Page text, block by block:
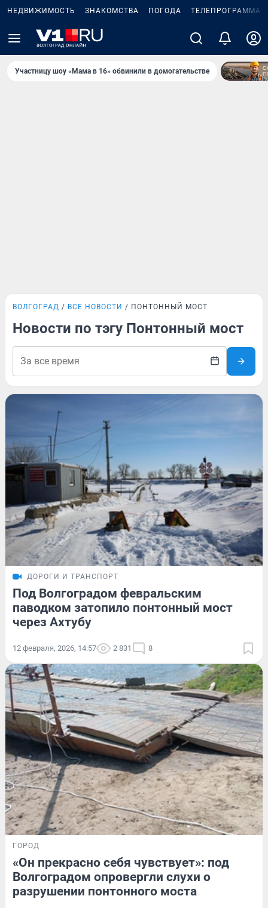
НЕДВИЖИМОСТЬ ЗНАКОМСТВА ПОГОДА ТЕЛЕПРОГРАММА
Участницу шоу «Мама в 16» обвинили в домогательстве
ВОЛГОГРАД ВСЕ НОВОСТИ ПОНТОННЫЙ МОСТ
Новости по тэгу Понтонный мост
ДОРОГИ И ТРАНСПОРТ
Под Волгоградом февральским
паводком затопило понтонный мост
через Ахтубу
12 февраля, 2026, 14:57 2 831 8
ГОРОД
«Он прекрасно себя чувствует»: под
Волгоградом опровергли слухи о
разрушении понтонного моста